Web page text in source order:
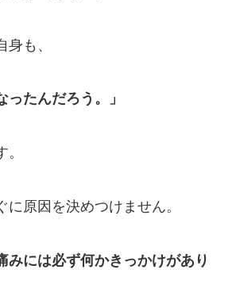
も、
ったんだろう。」
に原因を決めつけません。
みには必ず何かきっかけがあり